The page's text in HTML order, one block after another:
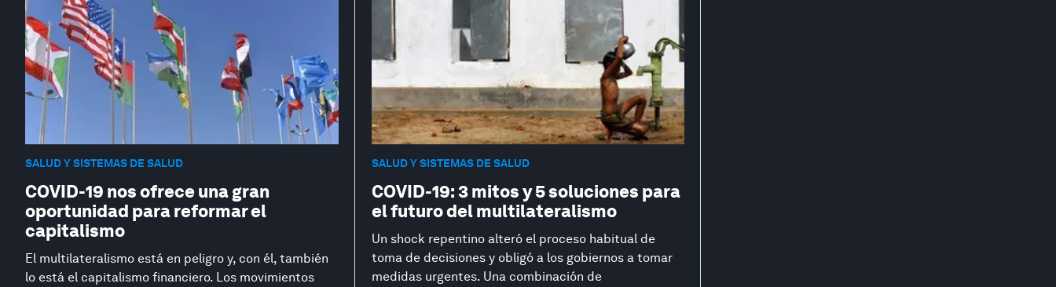
SALUD Y SISTEMAS DE SALUD
COVID-19 nos ofrece una gran
oportunidad para reformar el
capitalismo
El multilateralismo está en peligro y, con él, también
lo está el capitalismo financiero. Los movimientos
SALUD Y SISTEMAS DE SALUD
COVID-19: 3 mitos y 5 soluciones para
el futuro del multilateralismo
Un shock repentino alteró el proceso habitual de
toma de decisiones y obligó a los gobiernos a tomar
medidas urgentes. Una combinación de